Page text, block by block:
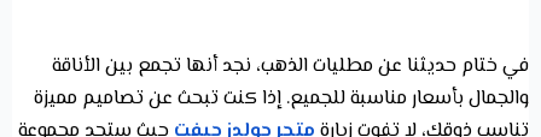
في ختام حديثنا عن مطليات الذهب، نجد أنها تجمع بين الأناقة
والجمال بأسعار مناسبة للجميع. إذا كنت تبحث عن تصاميم مميزة